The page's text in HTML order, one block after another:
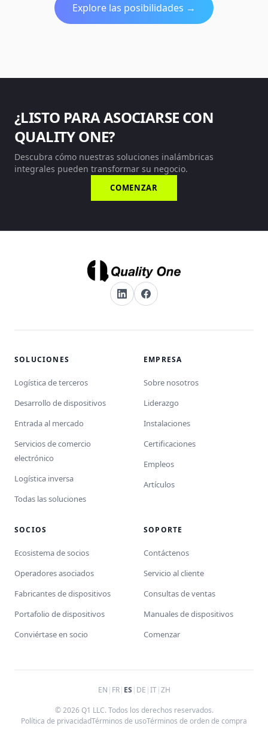
Explore las posibilidades →
¿LISTO PARA ASOCIARSE CON
QUALITY ONE?
Descubra cómo nuestras soluciones inalámbricas
integrales pueden transformar su negocio.
COMENZAR
SOLUCIONES
Logística de terceros
Desarrollo de dispositivos
Entrada al mercado
Servicios de comercio
electrónico
Logística inversa
Todas las soluciones
EMPRESA
Sobre nosotros
Liderazgo
Instalaciones
Certificaciones
Empleos
Artículos
SOCIOS
Ecosistema de socios
Operadores asociados
Fabricantes de dispositivos
Portafolio de dispositivos
Conviértase en socio
SOPORTE
Contáctenos
Servicio al cliente
Consultas de ventas
Manuales de dispositivos
Comenzar
EN | FR| ES | DE |IT|ZH
© 2026 Q1 LLC. Todos los derechos reservados.
Política de privacidadTérminos de usoTérminos de orden de compra